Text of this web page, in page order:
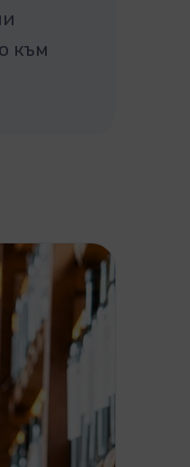
към